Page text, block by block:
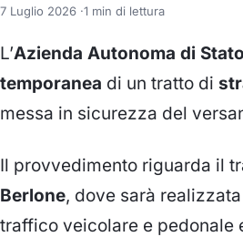
7 Luglio 2026 ·1 min di lettura
L’Azienda Autonoma di
temporanea di un tratto di
messa in sicurezza del
Il provvedimento riguarda il
Berlone, dove sarà
traffico veicolare e pedonale